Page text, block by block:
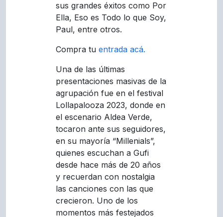
sus grandes éxitos como Por
Ella, Eso es Todo lo que Soy,
Paul, entre otros.
Compra tu entrada acá.
Una de las últimas
presentaciones masivas de la
agrupación fue en el festival
Lollapalooza 2023, donde en
el escenario Aldea Verde,
tocaron ante sus seguidores,
en su mayoría “Millenials”,
quienes escuchan a Gufi
desde hace más de 20 años
y recuerdan con nostalgia
las canciones con las que
crecieron. Uno de los
momentos más festejados